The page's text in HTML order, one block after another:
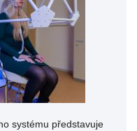
systému představuje